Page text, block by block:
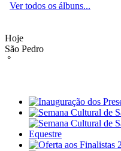
Ver todos os álbuns...
Hoje
São Pedro
°